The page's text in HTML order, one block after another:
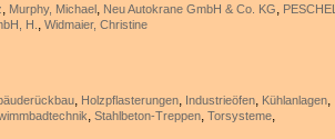
, Murphy, Michael, Neu Autokrane GmbH & Co. KG, PESCHEL
H. ,Widmaier, Christine
, Holzpflasterungen, Industrieöfen, Kühlanlagen,
,Stahlbeton-Treppen,Torsysteme,